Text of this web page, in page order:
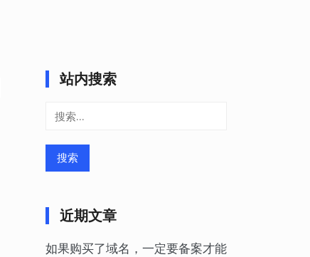
站内搜索
搜
近期文章
如果购买了域名，一定要备案才能